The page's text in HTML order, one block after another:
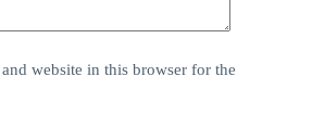
website in this browser for the